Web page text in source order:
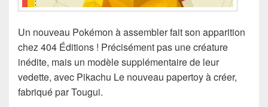
Un nouveau Pokémon à assembler fait son apparition
chez 404 Éditions ! Précisément pas une créature
inédite, mais un modèle supplémentaire de leur
vedette, avec Pikachu Le nouveau papertoy à créer,
fabriqué par Tougui.